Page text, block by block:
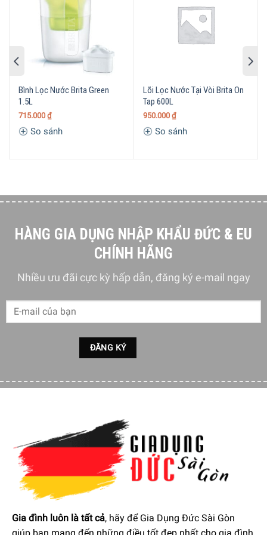
Làm giảm đáng kể tạp chất và hương vị khó chịu của nước
máy. Bởi vậy chúng ta hoàn toàn có thể lọc trực tiếp nước
máy rồi uống luôn vẫn đảm bảo an toàn về chất lượng
nước.
Lõi lọc nước bình thủy điện Caso có khả năng lọc lên đến
120 lít nước. Nên sau khi sử dụng hết 120 lít ở bình thủy
sử dụng nước
Bình Lọc Nước Brita Green
1.5L
715.000 ₫
So sánh
Lõi Lọc Nước Tại Vòi Brita On
Tap 600L
950.000 ₫
So sánh
HÀNG GIA DỤNG NHẬP KHẨU ĐỨC & EU
CHÍNH HÃNG
Nhiều ưu đãi cực kỳ hấp dẫn, đăng ký e-mail ngay
Gia đình luôn là tất cả, hãy để Gia Dụng Đức Sài Gòn
giúp bạn mang đến những điều tốt đẹp nhất cho gia đình